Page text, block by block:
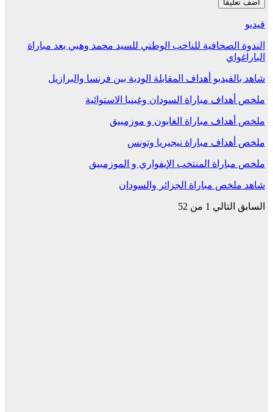
فيديو
الندوة الصحافية للناخب الوطني للسيد محمد وهبي بعد مباراة
الباراغواي
شاهد بالفيديو أهداف المقابلة الودية بين فرنسا والبرازيل
ملخص أهداف مباراة السودان وغينيا الاستوائية
ملخص أهداف مباراة الغابون و موزمبيق
ملخص أهداف مباراة نيجيريا وتونس
ملخص مباراة المنتخب الإيفواري و الموزمبيق
شاهد ملخص مباراة الجزائر والسودان
السابق التالي 1 من 52